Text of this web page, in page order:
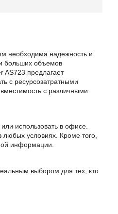
необходима надежность и
больших объемов
AS723 предлагает
с ресурсозатратными
с различными
использовать в офисе.
условиях. Кроме того,
информации.
выбором для тех, кто